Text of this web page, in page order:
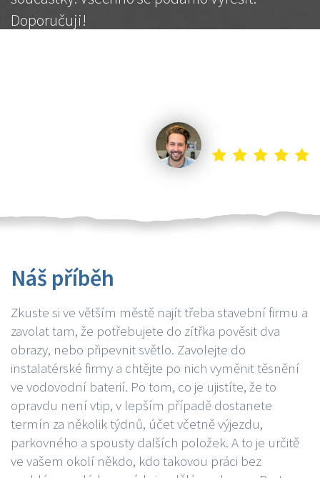
Doporučuji!
Náš příběh
Zkuste si ve větším městě najít třeba stavební firmu a
zavolat tam, že potřebujete do zítřka pověsit dva
obrazy, nebo připevnit světlo. Zavolejte do
instalatérské firmy a chtějte po nich vyměnit těsnění
ve vodovodní baterií. Po tom, co je ujistíte, že to
opravdu není vtip, v lepším případě dostanete
termín za několik týdnů, účet včetně výjezdu,
parkovného a spousty dalších položek. A to je určitě
ve vašem okolí někdo, kdo takovou práci bez